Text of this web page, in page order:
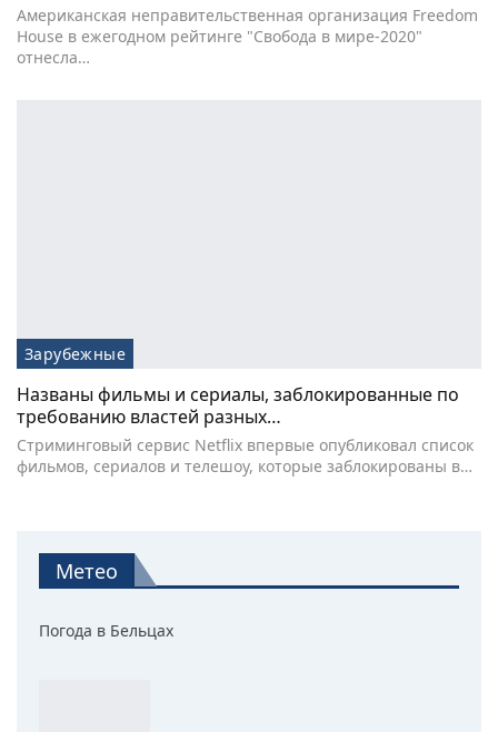
Американская неправительственная организация Freedom
House в ежегодном рейтинге "Свобода в мире-2020"
отнесла…
Зарубежные
Названы фильмы и сериалы, заблокированные по
требованию властей разных…
Стриминговый сервис Netflix впервые опубликовал список
фильмов, сериалов и телешоу, которые заблокированы в…
Метео
Погода в Бельцах